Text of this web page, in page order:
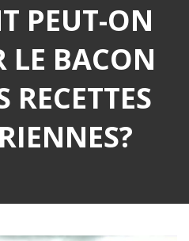
PEUT-ON
LE BACON
RECETTES